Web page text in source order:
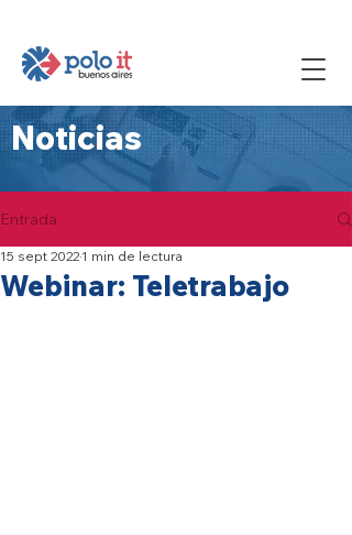
Noticias
Entrada
Webinar: Teletrabajo
15 sept 2022 1 min de lectura